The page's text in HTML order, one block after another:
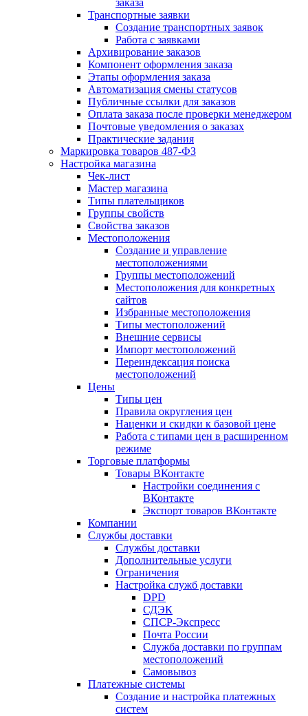
заказа
Транспортные заявки
Создание транспортных заявок
Работа с заявками
Архивирование заказов
Компонент оформления заказа
Этапы оформления заказа
Автоматизация смены статусов
Публичные ссылки для заказов
Оплата заказа после проверки менеджером
Почтовые уведомления о заказах
Практические задания
Маркировка товаров 487-ФЗ
Настройка магазина
Чек-лист
Мастер магазина
Типы плательщиков
Группы свойств
Свойства заказов
Местоположения
Создание и управление
местоположениями
Группы местоположений
Местоположения для конкретных
сайтов
Избранные местоположения
Типы местоположений
Внешние сервисы
Импорт местоположений
Переиндексация поиска
местоположений
Цены
Типы цен
Правила округления цен
Наценки и скидки к базовой цене
Работа с типами цен в расширенном
режиме
Торговые платформы
Товары ВКонтакте
Настройки соединения с
ВКонтакте
Экспорт товаров ВКонтакте
Компании
Службы доставки
Службы доставки
Дополнительные услуги
Ограничения
Настройка служб доставки
DPD
СДЭК
СПСР-Экспресс
Почта России
Служба доставки по группам
местоположений
Самовывоз
Платежные системы
Создание и настройка платежных
систем